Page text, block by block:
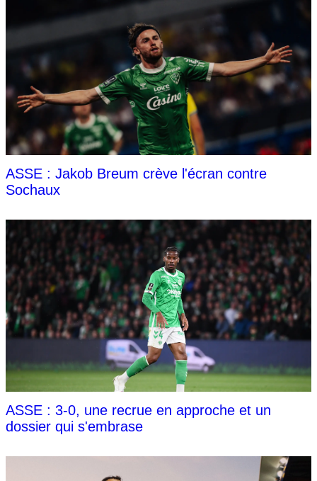
ASSE : Jakob Breum crève l'écran contre
Sochaux
ASSE : 3-0, une recrue en approche et un
dossier qui s'embrase